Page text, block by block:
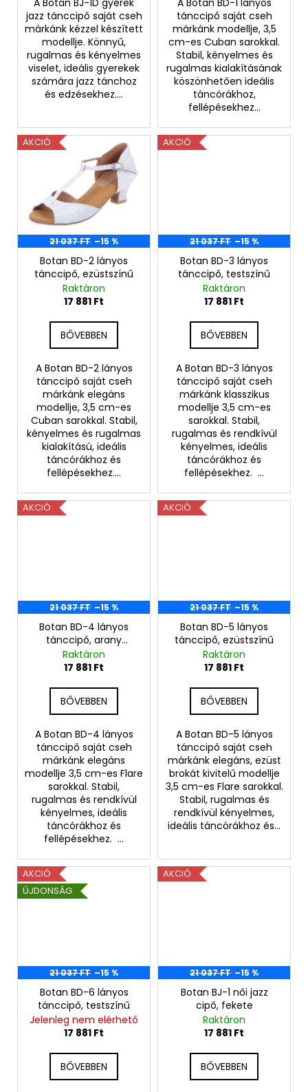
A Botan BJ-1D gyerek
jazz tánccipő saját cseh
márkánk kézzel készített
modellje. Könnyű,
rugalmas és kényelmes
viselet, ideális gyerekek
számára jazz tánchoz
és edzésekhez....
A Botan BD-1 lányos
tánccipő saját cseh
márkánk modellje, 3,5
cm-es Cuban sarokkal.
Stabil, kényelmes és
rugalmas kialakításának
köszönhetően ideális
táncórákhoz,
fellépésekhez...
AKCIÓ
21 037 FT –15 %
Botan BD-2 lányos
tánccipő, ezüstszínű
Raktáron
17 881 Ft
BŐVEBBEN
A Botan BD-2 lányos
tánccipő saját cseh
márkánk elegáns
modellje, 3,5 cm-es
Cuban sarokkal. Stabil,
kényelmes és rugalmas
kialakítású, ideális
táncórákhoz és
fellépésekhez....
AKCIÓ
21 037 FT –15 %
Botan BD-3 lányos
tánccipő, testszínű
Raktáron
17 881 Ft
BŐVEBBEN
A Botan BD-3 lányos
tánccipő saját cseh
márkánk klasszikus
modellje 3,5 cm-es
sarokkal. Stabil,
rugalmas és rendkívül
kényelmes, ideális
táncórákhoz és
fellépésekhez. ...
AKCIÓ
21 037 FT –15 %
Botan BD-4 lányos
tánccipő, arany
színben
Raktáron
17 881 Ft
BŐVEBBEN
A Botan BD-4 lányos
tánccipő saját cseh
márkánk elegáns
modellje 3,5 cm-es Flare
sarokkal. Stabil,
rugalmas és rendkívül
kényelmes, ideális
táncórákhoz és
fellépésekhez. ...
AKCIÓ
21 037 FT –15 %
Botan BD-5 lányos
tánccipő, ezüstszínű
Raktáron
17 881 Ft
BŐVEBBEN
A Botan BD-5 lányos
tánccipő saját cseh
márkánk elegáns, ezüst
brokát kivitelű modellje
3,5 cm-es Flare sarokkal.
Stabil, rugalmas és
rendkívül kényelmes,
ideális táncórákhoz és...
AKCIÓ
ÚJDONSÁG
21 037 FT –15 %
Botan BD-6 lányos
tánccipő, testszínű
Jelenleg nem elérhető
17 881 Ft
BŐVEBBEN
AKCIÓ
21 037 FT –15 %
Botan BJ-1 női jazz
cipő, fekete
Raktáron
17 881 Ft
BŐVEBBEN